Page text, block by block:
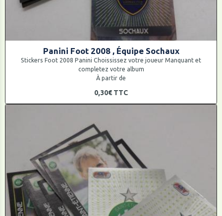
Panini Foot 2008 , Équipe Sochaux
Stickers Foot 2008 Panini Choississez votre joueur Manquant et
completez votre album
À partir de
0,30€ TTC